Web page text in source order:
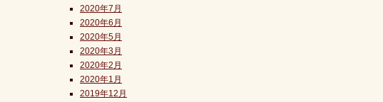
2020年7月
2020年6月
2020年5月
2020年3月
2020年2月
2020年1月
2019年12月